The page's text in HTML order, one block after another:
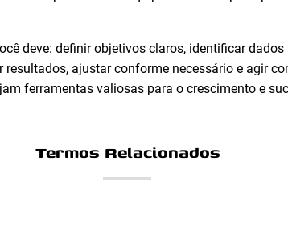
deve: definir objetivos claros, identificar
ajustar conforme necessário e agir
ferramentas valiosas para o crescimento e
Termos Relacionados